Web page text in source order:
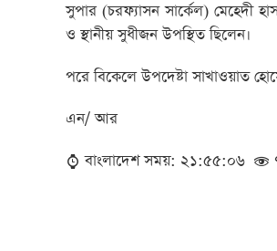
সুপার (চরফ্যাসন সার্কেল) মেহেদী
ও স্থানীয় সুধীজন উপস্থিত ছিলেন।
পরে বিকেলে উপদেষ্টা সাখাওয়াত
এন/ আর
বাংলাদেশ সময়: ২১:৫৫:০৬